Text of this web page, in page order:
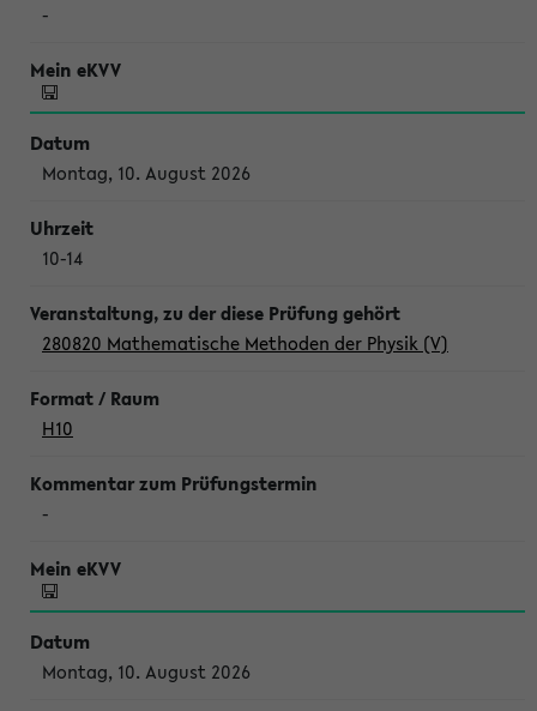
-
Montag, 10. August 2026
10-14
280820 Mathematische Methoden der Physik (V)
H10
-
Montag, 10. August 2026